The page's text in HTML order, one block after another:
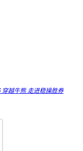
越牛熊 走进稳操胜券